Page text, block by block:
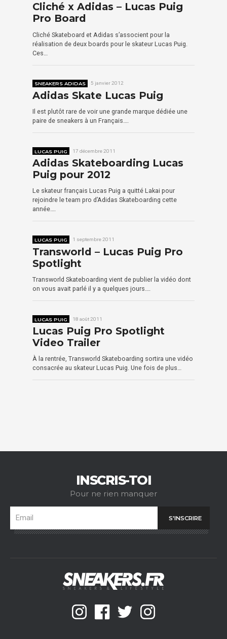
Cliché x Adidas – Lucas Puig
Pro Board
Cliché Skateboard et Adidas s’associent pour la
réalisation de deux boards pour le skateur Lucas Puig.
Ces…
SNEAKERS ADIDAS 5 janvier 2012
Adidas Skate Lucas Puig
Il est plutôt rare de voir une grande marque dédiée une
paire de sneakers à un Français….
LUCAS PUIG 17 décembre 2011
Adidas Skateboarding Lucas
Puig pour 2012
Le skateur français Lucas Puig a quitté Lakai pour
rejoindre le team pro d’Adidas Skateboarding cette
année….
LUCAS PUIG 1 septembre 2011
Transworld – Lucas Puig Pro
Spotlight
Transworld Skateboarding vient de publier la vidéo dont
on vous avait parlé il y a quelques jours….
LUCAS PUIG 18 août 2011
Lucas Puig Pro Spotlight
Video Trailer
À la rentrée, Transworld Skateboarding sortira une vidéo
consacrée au skateur Lucas Puig. Une fois de plus…
INSCRIS-TOI
Pour ne rien manquer